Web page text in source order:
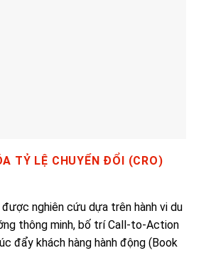
TỶ LỆ CHUYỂN ĐỔI (CRO)
được nghiên cứu dựa trên hành vi du
thông minh, bố trí Call-to-Action
đẩy khách hàng hành động (Book